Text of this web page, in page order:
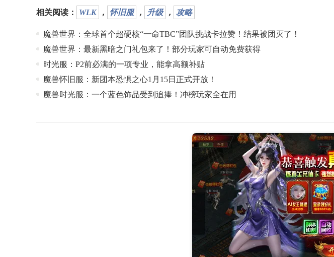
相关阅读： WLK ， 怀旧服 ， 升级 ， 攻略
魔兽世界：全球首个超硬核“一命TBC”团队挑战卡拉赞！结果被团灭了！
魔兽世界：最新黑暗之门礼包来了！部分玩家可自动免费获得
时光服：P2前必满的一项专业，能拿高额补贴
魔兽怀旧服：新团本恐惧之心1月15日正式开放！
魔兽时光服：一个蓝色饰品受到追捧！冲榜玩家全在用